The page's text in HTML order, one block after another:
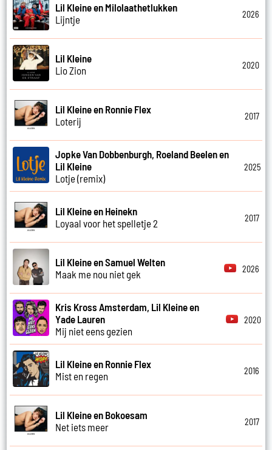
Lil Kleine en Milolaathetlukken
Lijntje
2026
Lil Kleine
Lio Zion
2020
Lil Kleine en Ronnie Flex
Loterij
2017
Jopke Van Dobbenburgh, Roeland Beelen en
Lil Kleine
Lotje (remix)
2025
Lil Kleine en Heinekn
Loyaal voor het spelletje 2
2017
Lil Kleine en Samuel Welten
Maak me nou niet gek
2026
Kris Kross Amsterdam, Lil Kleine en
Yade Lauren
Mij niet eens gezien
2020
Lil Kleine en Ronnie Flex
Mist en regen
2016
Lil Kleine en Bokoesam
Net iets meer
2017